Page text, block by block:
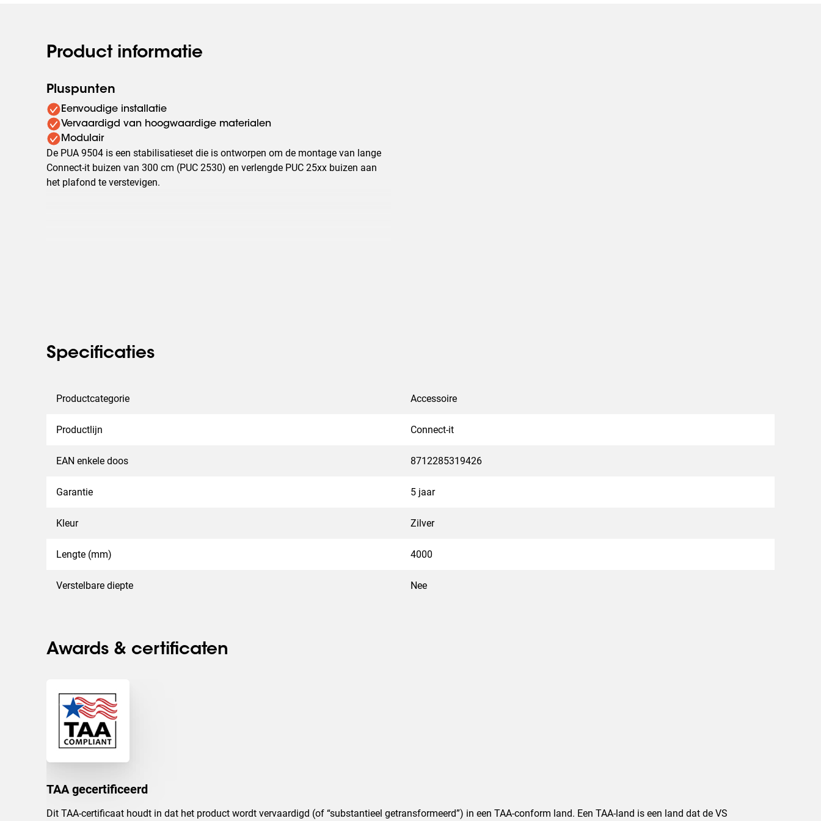
Product informatie
Pluspunten
Eenvoudige installatie
Vervaardigd van hoogwaardige materialen
Modulair
De PUA 9504 is een stabilisatieset die is ontworpen om de montage van lange
Connect-it buizen van 300 cm (PUC 2530) en verlengde PUC 25xx buizen aan
het plafond te verstevigen.
Specificaties
Productcategorie Accessoire
Productlijn Connect-it
EAN enkele doos 8712285319426
Garantie 5 jaar
Kleur Zilver
Lengte (mm) 4000
Verstelbare diepte Nee
Awards & certificaten
TAA gecertificeerd
Dit TAA-certificaat houdt in dat het product wordt vervaardigd (of “substantieel getransformeerd”) in een TAA-conform land. Een TAA-land is een land dat de VS